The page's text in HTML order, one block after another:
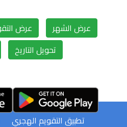
عرض الشهر عرض
تحويل التاريخ
تطبيق التقويم الهجري